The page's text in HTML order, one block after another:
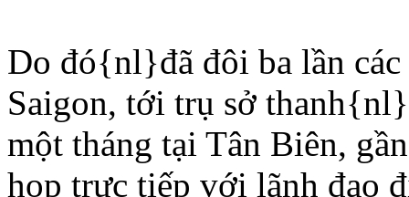
Do đó{nl}đã đôi ba lần
Saigon, tới trụ sở
một tháng tại Tân Biên,
họp trực tiếp với lãnh đạo